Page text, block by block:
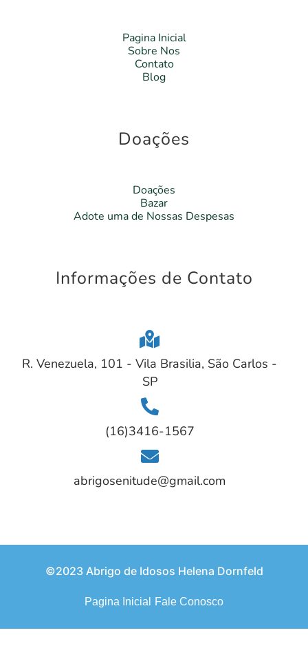
Pagina Inicial
Sobre Nos
Contato
Blog
Doações
Doações
Bazar
Adote uma de Nossas Despesas
Informações de Contato
R. Venezuela, 101 - Vila Brasilia, São Carlos -
SP
(16)3416-1567
abrigosenitude@gmail.com
©2023 Abrigo de Idosos Helena Dornfeld
Pagina Inicial Fale Conosco